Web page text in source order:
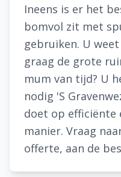
Ineens is er het
bomvol zit met
gebruiken. U
graag de grote
mum van tijd? U
nodig 'S
doet op efficiënte
manier. Vraag
offerte, aan de